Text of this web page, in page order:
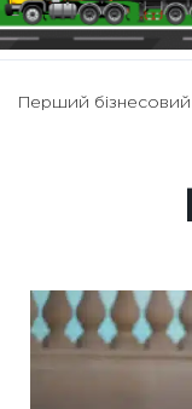
Перший бізнесовий